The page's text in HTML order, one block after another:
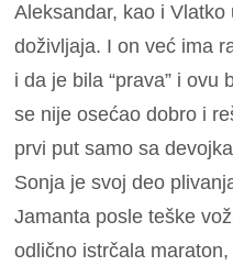
Aleksandar, kao i Vlatko
doživljaja. I on već ima
i da je bila “prava” i ovu
se nije osećao dobro i
prvi put samo sa
Sonja je svoj deo
Jamanta posle teške
odlično istrčala